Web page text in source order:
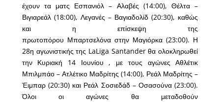
έχουν τα ματς Εσπανιόλ – Αλαβές (14:00), Θέλτα –
Βιγιαρεάλ (18:00), Λεγανές – Βαγιαδολίδ (20:30), καθώς
και η επίσκεψη της
πρωτοπόρου Μπαρτσελόνα στην Μαγιόρκα (23:00). Η
28η αγωνιστικής της LaLiga Santander θα ολοκληρωθεί
την Κυριακή 14 Ιουνίου , με τους αγώνες Αθλέτικ
Μπιλμπάο – Ατλέτικο Μαδρίτης (14:00), Ρεάλ Μαδρίτης –
Έιμπαρ (20:30) και Ρεάλ Σοσιεδάδ – Οσασούνα (23:00).
Όλοι οι αγώνες θα μεταδοθούν